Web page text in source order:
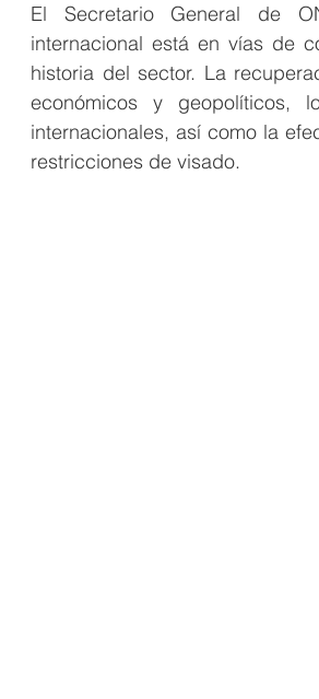
El Secretario General de
internacional está en vías de
historia del sector. La
económicos y
internacionales, así como la
restricciones de visado.